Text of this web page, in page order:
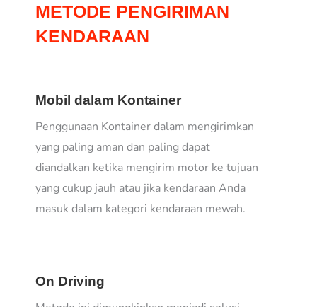
METODE PENGIRIMAN
KENDARAAN
Mobil dalam Kontainer
Penggunaan Kontainer dalam mengirimkan
yang paling aman dan paling dapat
diandalkan ketika mengirim motor ke tujuan
yang cukup jauh atau jika kendaraan Anda
masuk dalam kategori kendaraan mewah.
On Driving